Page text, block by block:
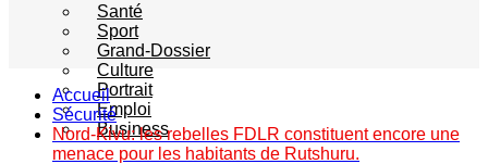
Santé
Sport
Grand-Dossier
Culture
Portrait
Emploi
Business
Accueil
Sécurité
Nord-Kivu: les rebelles FDLR constituent encore une
menace pour les habitants de Rutshuru.